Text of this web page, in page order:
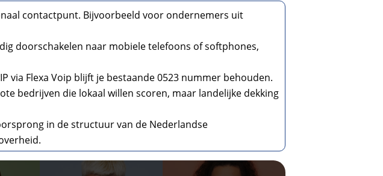
contactpunt. Bijvoorbeeld voor ondernemers uit
doorschakelen naar mobiele telefoons of softphones,
via Flexa Voip blijft je bestaande 0523 nummer behouden.
bedrijven die lokaal willen scoren, maar landelijke dekking
in de structuur van de Nederlandse